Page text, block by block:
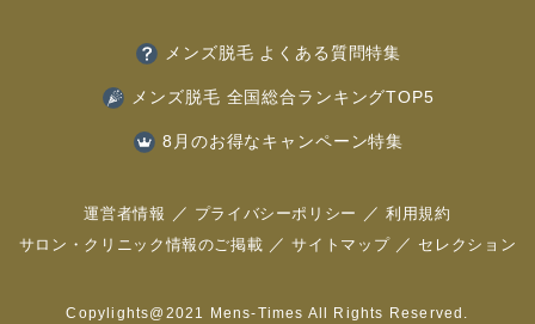
8月 ヒゲ脱毛97 ％OFFキャンペーン開催中！
メンズ脱毛 よくある質問特集
メンズ脱毛 全国総合ランキングTOP5
8月のお得なキャンペーン特集
運営者情報 プライバシーポリシー
利用規約
サロン・クリニック情報のご掲載
サイトマップ セレクション
Copylights@2021 Mens-Times All Rights Reserved.